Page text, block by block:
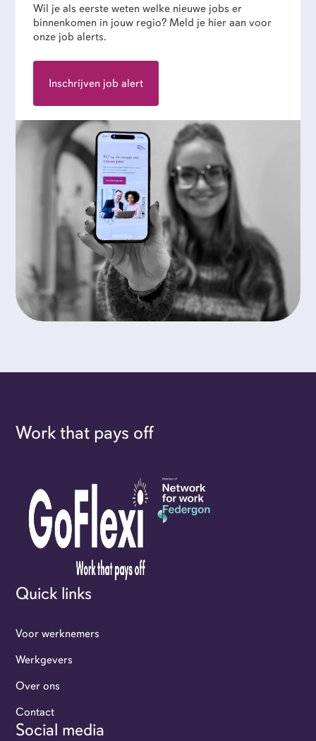
Wil je als eerste weten welke nieuwe jobs er
binnenkomen in jouw regio? Meld je hier aan voor
onze job alerts.
Inschrijven job alert
Work that pays off
Quick links
Voor werknemers
Werkgevers
Over ons
Contact
Social media